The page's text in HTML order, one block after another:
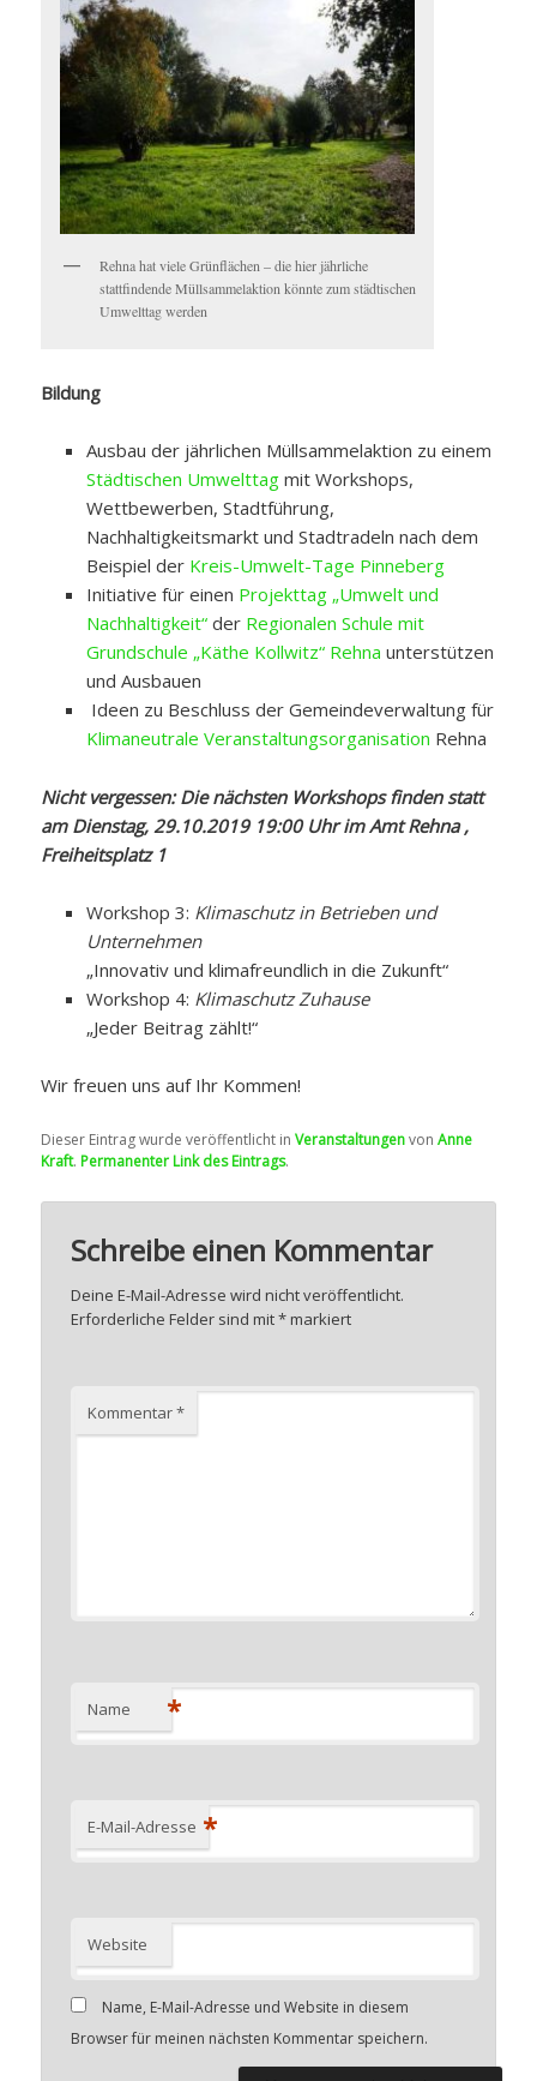
Rehna hat viele Grünflächen – die hier jährliche
stattfindende Müllsammelaktion könnte zum städtischen
Umwelttag werden
Bildung
Ausbau der jährlichen Müllsammelaktion zu einem
Städtischen Umwelttagmit Workshops,
Wettbewerben, Stadtführung,
Nachhaltigkeitsmarkt und Stadtradeln nach dem
Beispiel der Kreis-Umwelt-Tage Pinneberg
Initiative für einen Projekttag „Umwelt und
Nachhaltigkeit“der Regionalen Schule mit
Grundschule „Käthe Kollwitz“ Rehna unterstützen
und Ausbauen
Ideen zu Beschluss der Gemeindeverwaltung für
Klimaneutrale Veranstaltungsorganisation Rehna
Nicht vergessen: Die nächsten Workshops finden statt
am Dienstag, 29.10.2019 19:00 Uhr im Amt Rehna ,
Freiheitsplatz 1
Workshop 3: Klimaschutz in Betrieben und
Unternehmen
„Innovativ und klimafreundlich in die Zukunft“
Workshop 4: Klimaschutz Zuhause
„Jeder Beitrag zählt!“
Wir freuen uns auf Ihr Kommen!
Dieser Eintrag wurde veröffentlicht inVeranstaltungenvonAnne
Kraft. Permanenter Link des Eintrags.
Schreibe einen Kommentar
Deine E-Mail-Adresse wird nicht veröffentlicht.
Erforderliche Felder sind mit*markiert
Kommentar*
Name *
E-Mail-Adresse *
Website
Name, E-Mail-Adresse und Website in diesem
Browser für meinen nächsten Kommentar speichern.